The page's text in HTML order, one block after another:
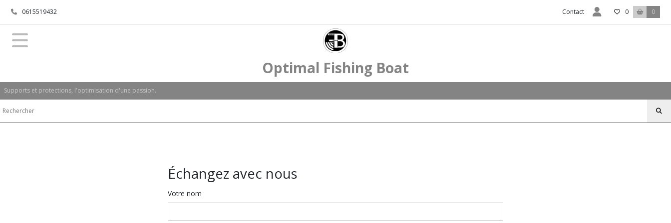
0615519432 Contact 0 0
Optimal Fishing Boat
Supports et protections, l'optimisation d'une passion.
Échangez avec nous
Votre nom